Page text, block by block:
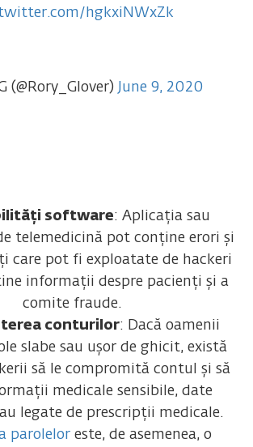
hgkxiNWxZk
(@Rory_Glover) June 9, 2020
software: Aplicația sau
telemedicină pot conține erori și
care pot fi exploatate de hackeri
informații despre pacienți și a
comite fraude.
conturilor: Dacă oamenii
slabe sau ușor de ghicit, există
să le compromită contul și să
medicale sensibile, date
legate de prescripții medicale.
parolelor este, de asemenea, o